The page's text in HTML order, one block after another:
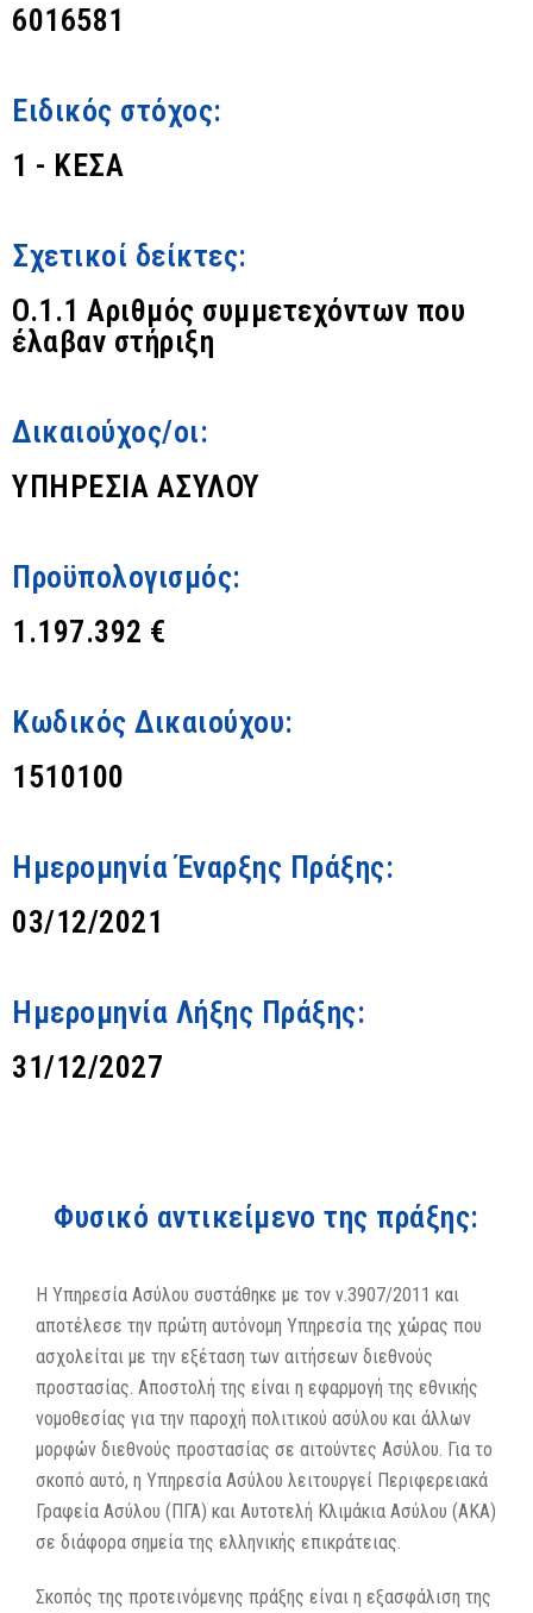
6016581
Ειδικός στόχος:
1 - ΚΕΣΑ
Σχετικοί δείκτες:
O.1.1 Αριθμός συμμετεχόντων που
έλαβαν στήριξη
Δικαιούχος/οι:
ΥΠΗΡΕΣΙΑ ΑΣΥΛΟΥ
Προϋπολογισμός:
1.197.392 €
Κωδικός Δικαιούχου:
1510100
Ημερομηνία Έναρξης Πράξης:
03/12/2021
Ημερομηνία Λήξης Πράξης:
31/12/2027
Φυσικό αντικείμενο της πράξης:
Η Υπηρεσία Ασύλου συστάθηκε με τον ν.3907/2011 και
αποτέλεσε την πρώτη αυτόνομη Υπηρεσία της χώρας που
ασχολείται με την εξέταση των αιτήσεων διεθνούς
προστασίας. Αποστολή της είναι η εφαρμογή της εθνικής
νομοθεσίας για την παροχή πολιτικού ασύλου και άλλων
μορφών διεθνούς προστασίας σε αιτούντες Ασύλου. Για το
σκοπό αυτό, η Υπηρεσία Ασύλου λειτουργεί Περιφερειακά
Γραφεία Ασύλου (ΠΓΑ) και Αυτοτελή Κλιμάκια Ασύλου (ΑΚΑ)
σε διάφορα σημεία της ελληνικής επικράτειας.
Σκοπός της προτεινόμενης πράξης είναι η εξασφάλιση της